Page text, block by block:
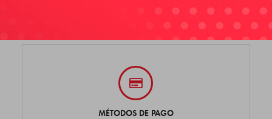
MÉTODOS DE PAGO